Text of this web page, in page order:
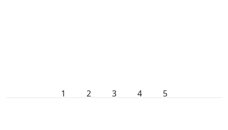
1 2 3 4 5